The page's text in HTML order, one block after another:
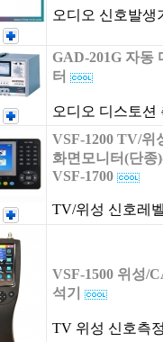
오디오 신호발생
GAD-201G 자동
터
오디오 디스토션
VSF-1200 TV/위
화면모니터(단종
VSF-1700
TV/위성 신호레
VSF-1500 위성/
석기
TV 위성 신호측